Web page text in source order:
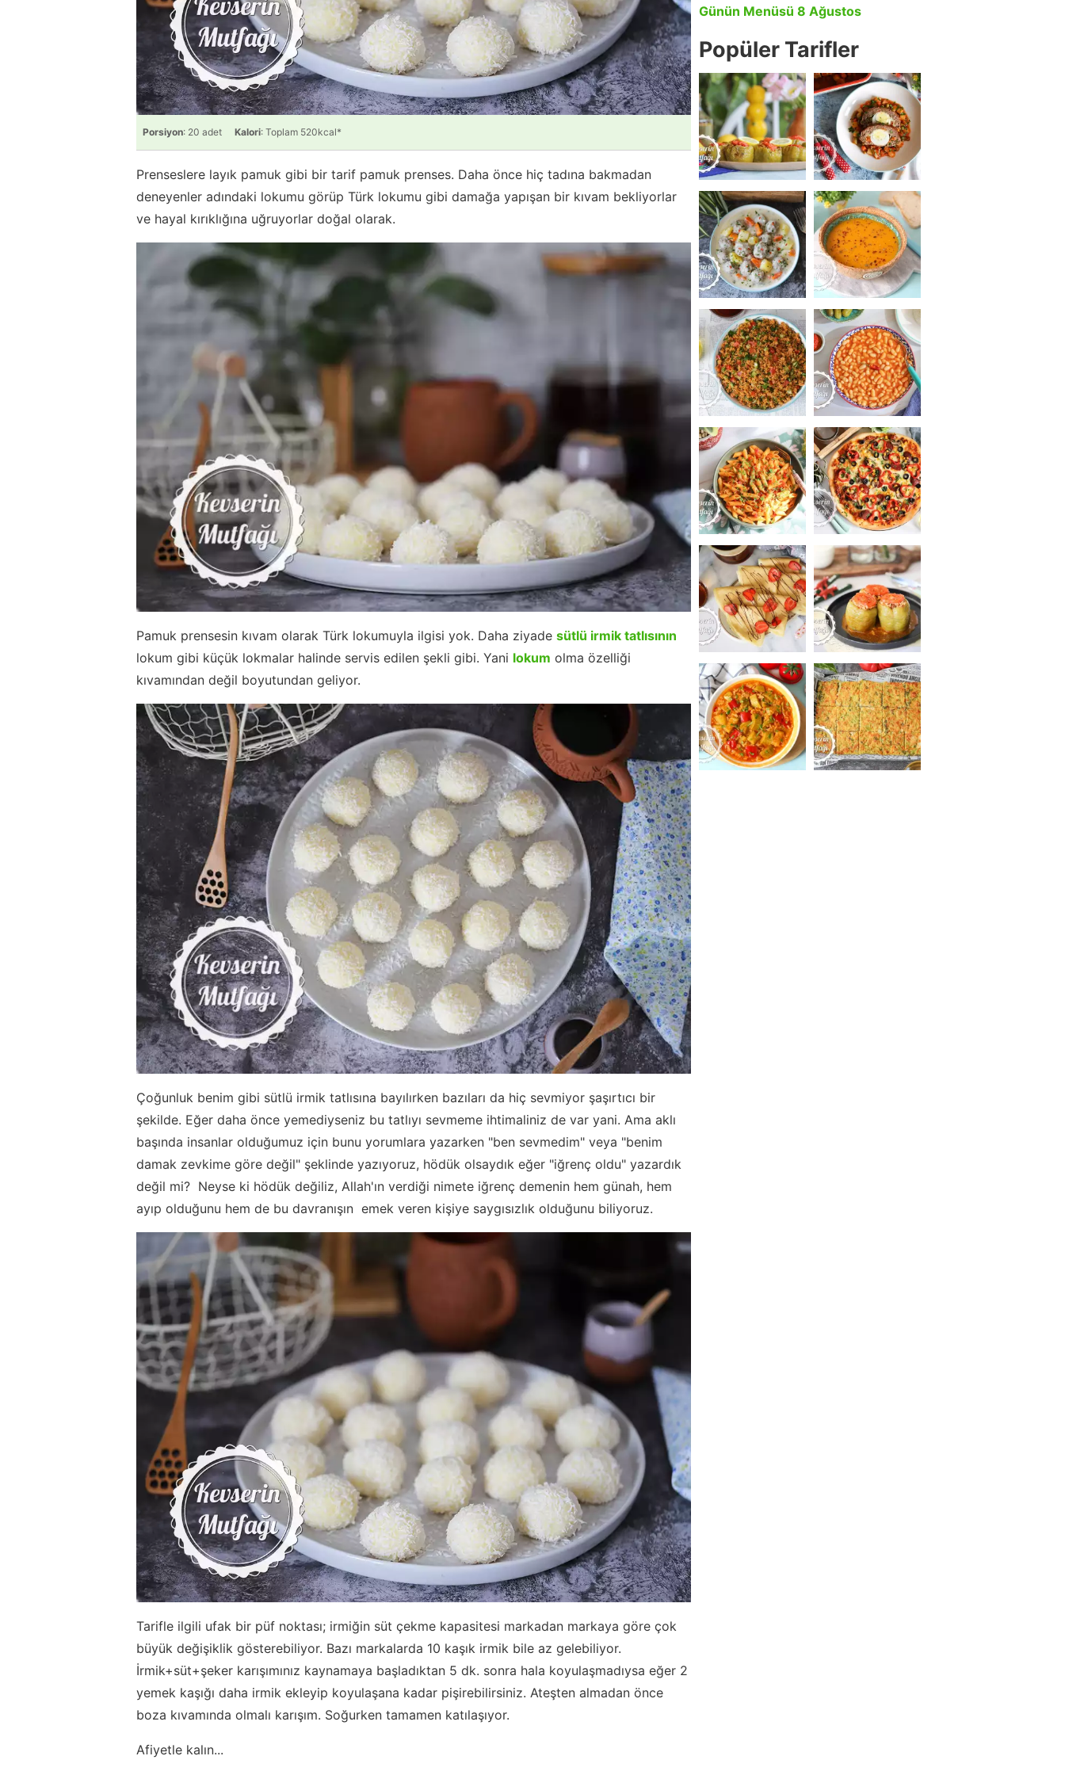
Porsiyon: 20 adet Kalori: Toplam 520kcal*
Prenseslere layık pamuk gibi bir tarif pamuk prenses. Daha önce hiç tadına bakmadan
deneyenler adındaki lokumu görüp Türk lokumu gibi damağa yapışan bir kıvam bekliyorlar
ve hayal kırıklığına uğruyorlar doğal olarak.
Pamuk prensesin kıvam olarak Türk lokumuyla ilgisi yok. Daha ziyade sütlü irmik tatlısının
lokum gibi küçük lokmalar halinde servis edilen şekli gibi. Yani lokum olma özelliği
kıvamından değil boyutundan geliyor.
Çoğunluk benim gibi sütlü irmik tatlısına bayılırken bazıları da hiç sevmiyor şaşırtıcı bir
şekilde. Eğer daha önce yemediyseniz bu tatlıyı sevmeme ihtimaliniz de var yani. Ama aklı
başında insanlar olduğumuz için bunu yorumlara yazarken "ben sevmedim" veya "benim
damak zevkime göre değil" şeklinde yazıyoruz, hödük olsaydık eğer "iğrenç oldu" yazardık
değil mi? Neyse ki hödük değiliz, Allah'ın verdiği nimete iğrenç demenin hem günah, hem
ayıp olduğunu hem de bu davranışın emek veren kişiye saygısızlık olduğunu biliyoruz.
Tarifle ilgili ufak bir püf noktası; irmiğin süt çekme kapasitesi markadan markaya göre çok
büyük değişiklik gösterebiliyor. Bazı markalarda 10 kaşık irmik bile az gelebiliyor.
İrmik+süt+şeker karışımınız kaynamaya başladıktan 5 dk. sonra hala koyulaşmadıysa eğer 2
yemek kaşığı daha irmik ekleyip koyulaşana kadar pişirebilirsiniz. Ateşten almadan önce
boza kıvamında olmalı karışım. Soğurken tamamen katılaşıyor.
Afiyetle kalın...
Günün Menüsü 8 Ağustos
Popüler Tarifler